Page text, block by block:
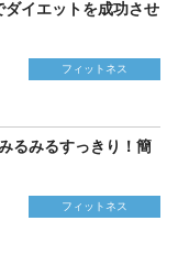
ダイエットを成功させ
フィットネス
るみるすっきり！簡
フィットネス